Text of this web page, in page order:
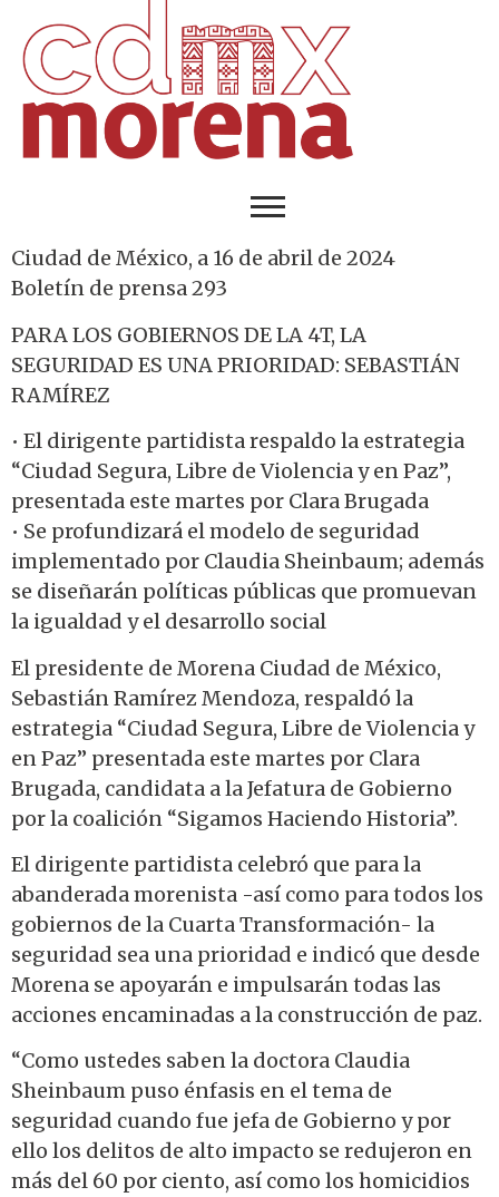
Ciudad de México, a 16 de abril de 2024
Boletín de prensa 293
PARA LOS GOBIERNOS DE LA 4T, LA
SEGURIDAD ES UNA PRIORIDAD: SEBASTIÁN
RAMÍREZ
• El dirigente partidista respaldo la estrategia
“Ciudad Segura, Libre de Violencia y en Paz”,
presentada este martes por Clara Brugada
• Se profundizará el modelo de seguridad
implementado por Claudia Sheinbaum; además
se diseñarán políticas públicas que promuevan
la igualdad y el desarrollo social
El presidente de Morena Ciudad de México,
Sebastián Ramírez Mendoza, respaldó la
estrategia “Ciudad Segura, Libre de Violencia y
en Paz” presentada este martes por Clara
Brugada, candidata a la Jefatura de Gobierno
por la coalición “Sigamos Haciendo Historia”.
El dirigente partidista celebró que para la
abanderada morenista -así como para todos los
gobiernos de la Cuarta Transformación- la
seguridad sea una prioridad e indicó que desde
Morena se apoyarán e impulsarán todas las
acciones encaminadas a la construcción de paz.
“Como ustedes saben la doctora Claudia
Sheinbaum puso énfasis en el tema de
seguridad cuando fue jefa de Gobierno y por
ello los delitos de alto impacto se redujeron en
más del 60 por ciento, así como los homicidios